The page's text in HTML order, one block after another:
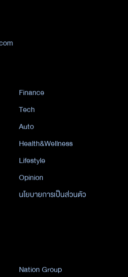
Finance
Tech
Auto
Health&Wellness
Lifestyle
Opinion
นโยบายการเป็นส่วนตัว
Nation Group